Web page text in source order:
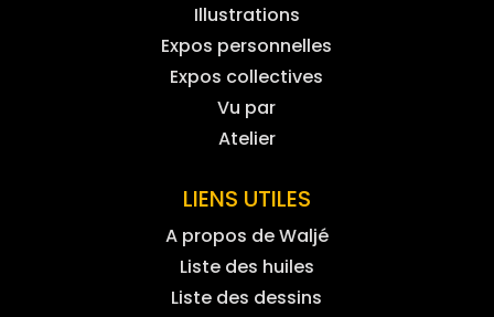
Illustrations
Expos personnelles
Expos collectives
Vu par
Atelier
LIENS UTILES
A propos de Waljé
Liste des huiles
Liste des dessins